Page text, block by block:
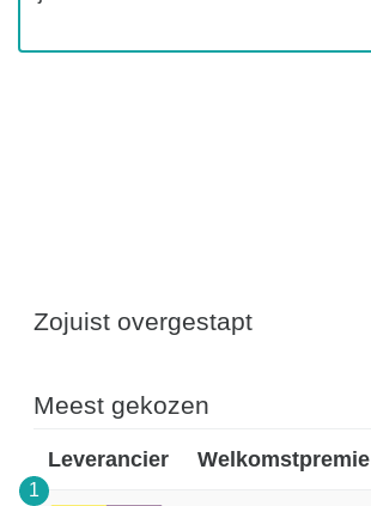
Zojuist overgestapt
Meest gekozen
Leverancier Welkomstpremie
1